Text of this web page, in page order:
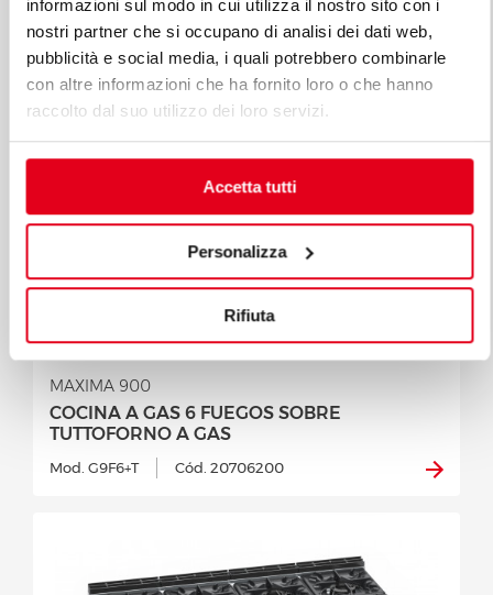
informazioni sul modo in cui utilizza il nostro sito con i
nostri partner che si occupano di analisi dei dati web,
pubblicità e social media, i quali potrebbero combinarle
con altre informazioni che ha fornito loro o che hanno
raccolto dal suo utilizzo dei loro servizi.
Accetta tutti
Personalizza
Rifiuta
COCINA A GAS 6 FUEGOS SOBRE
TUTTOFORNO A GAS
MAXIMA 900
Mod. G9F6+T Cód. 20706200